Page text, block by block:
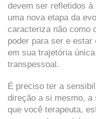
devem ser refletidos à
uma nova etapa da
caracteriza não como
poder para ser e
em sua trajetória
transpessoal.
É preciso ter a
direção a si mesmo, a
que você terapeuta,